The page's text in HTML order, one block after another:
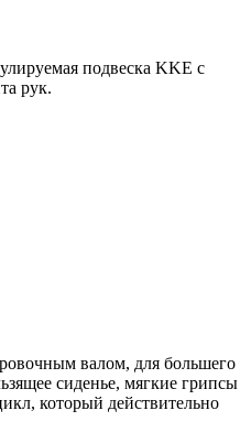
подвеска KKE с
рук.
валом, для большего
сиденье, мягкие грипсы
который действительно